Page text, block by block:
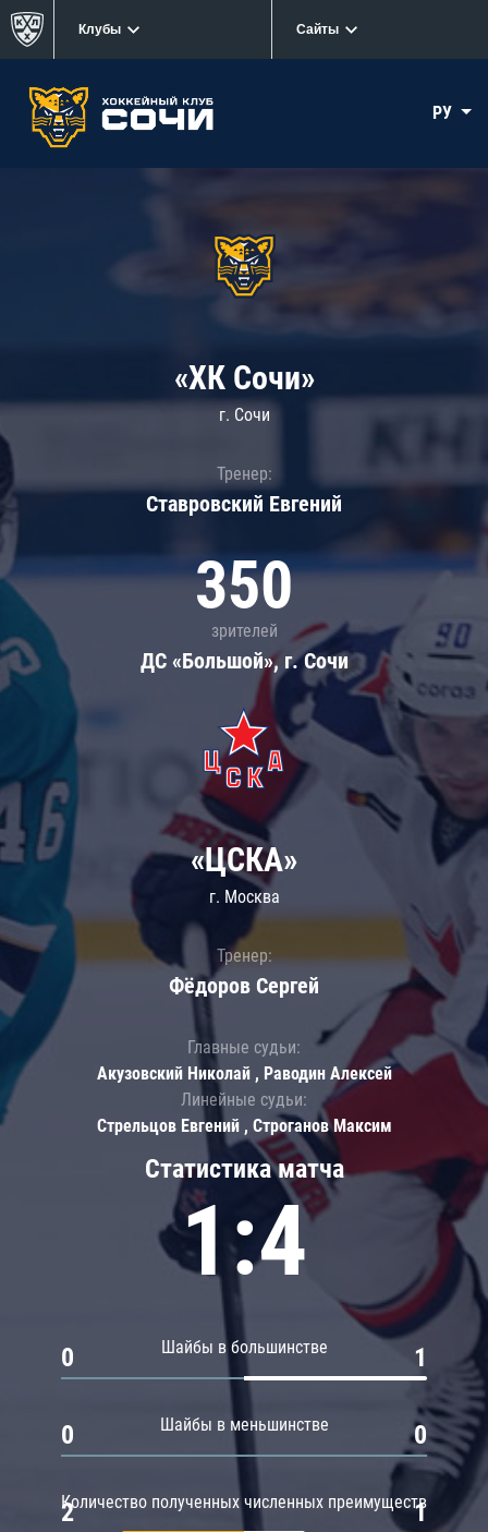
Клубы Сайты
РУ
«ХК Сочи»
г. Сочи
Тренер:
Ставровский Евгений
350
зрителей
ДС «Большой», г. Сочи
Статистика матча
1:4
Шайбы в большинстве
0 1
Шайбы в меньшинстве
0 0
Количество полученных численных преимуществ
2 1
«ЦСКА»
г. Москва
Тренер:
Фёдоров Сергей
Главные судьи:
Акузовский Николай , Раводин Алексей
Линейные судьи:
Стрельцов Евгений , Строганов Максим